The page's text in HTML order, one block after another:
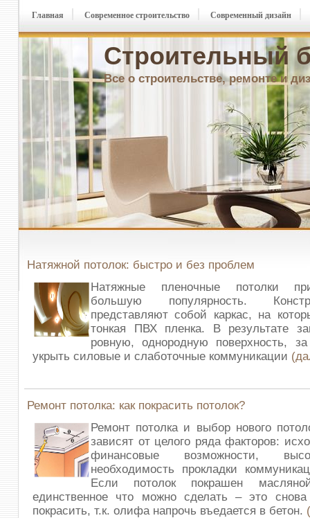
Строительный
Все о строительстве, ремонте и
Главная Современное строительство Современный дизайн
Натяжной потолок: быстро и без проблем
Натяжные пленочные потолки
большую популярность.
представляют собой каркас, на
тонкая ПВХ пленка. В результате
ровную, однородную поверхность,
укрыть силовые и слаботочные коммуникации
Ремонт потолка: как покрасить потолок?
Ремонт потолка и выбор нового
зависят от целого ряда факторов:
финансовые возможности,
необходимость прокладки
Если потолок покрашен
единственное что можно сделать – это снова
покрасить, т.к. олифа напрочь въедается в бетон.